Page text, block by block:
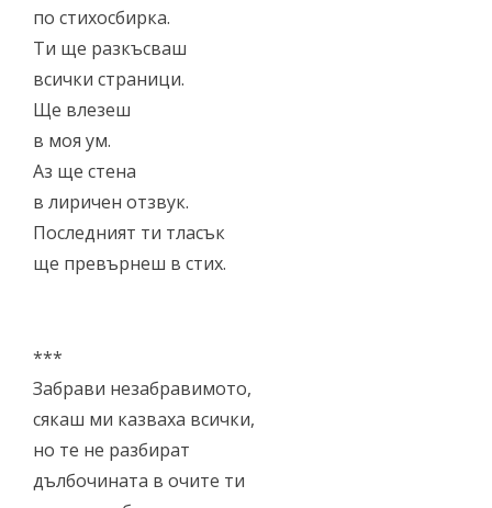
по стихосбирка.
Ти ще разкъсваш
всички страници.
Ще влезеш
в моя ум.
Аз ще стена
в лиричен отзвук.
Последният ти тласък
ще превърнеш в стих.
***
Забрави незабравимото,
сякаш ми казваха всички,
но те не разбират
дълбочината в очите ти